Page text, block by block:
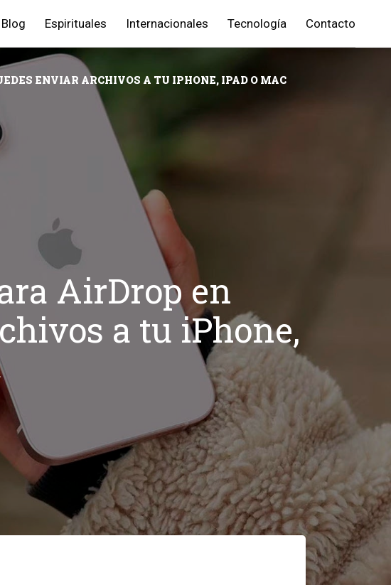
Blog Espirituales Internacionales Tecnología Contacto
ENVIAR ARCHIVOS A TU IPHONE, IPAD O MAC
AirDrop en
a tu iPhone,